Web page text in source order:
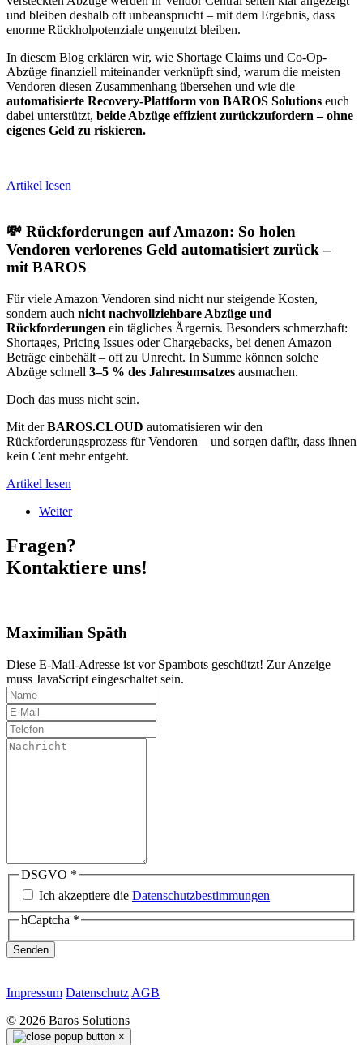
und bleiben deshalb oft unbeansprucht – mit dem Ergebnis, dass
enorme Rückholpotenziale ungenutzt bleiben.
In diesem Blog erklären wir, wie Shortage Claims und Co-Op-
Abzüge finanziell miteinander verknüpft sind, warum die meisten
Vendoren diesen Zusammenhang übersehen und wie die
automatisierte Recovery-Plattform von BAROS Solutions euch
dabei unterstützt, beide Abzüge effizient zurückzufordern – ohne
eigenes Geld zu riskieren.
Artikel lesen
💸 Rückforderungen auf Amazon: So holen
Vendoren verlorenes Geld automatisiert zurück –
mit BAROS
Für viele Amazon Vendoren sind nicht nur steigende Kosten,
sondern auch nicht nachvollziehbare Abzüge und
Rückforderungen ein tägliches Ärgernis. Besonders schmerzhaft:
Shortages, Pricing Issues oder Chargebacks, bei denen Amazon
Beträge einbehält – oft zu Unrecht. In Summe können solche
Abzüge schnell 3–5 % des Jahresumsatzes ausmachen.
Doch das muss nicht sein.
Mit derBAROS.CLOUD automatisieren wir den
Rückforderungsprozess für Vendoren – und sorgen dafür, dass ihnen
kein Cent mehr entgeht.
Artikel lesen
Weiter
Fragen?
Kontaktiere uns!
Maximilian Späth
Diese E-Mail-Adresse ist vor Spambots geschützt! Zur Anzeige
muss JavaScript eingeschaltet sein.
DSGVO *
Ich akzeptiere die Datenschutzbestimmungen
hCaptcha *
Senden
Impressum Datenschutz AGB
© 2026 Baros Solutions
×